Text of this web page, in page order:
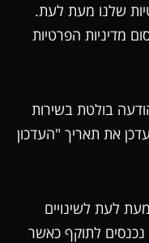
שלנו מעת לעת.
מדיניות הפרטיות
בולטת בשירות
את תאריך "העדכון
מעת לעת לשינויים
נכנסים לתוקף כאשר